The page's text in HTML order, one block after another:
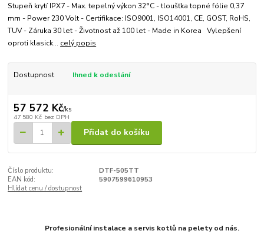
Stupeň krytí IPX7 - Max. tepelný výkon 32°C - tloušťka topné fólie 0,37
mm - Power 230 Volt - Certifikace: ISO9001, ISO14001, CE, GOST, RoHS,
TUV - Záruka 30 let - Životnost až 100 let - Made in Korea Vylepšení
oproti klasick... celý popis
Dostupnost Ihned k odeslání
57 572 Kč/ks
47 580 Kč bez DPH
Přidat do košíku
Číslo produktu:
DTF-505TT
EAN kód:
5907599610953
Hlídat cenu / dostupnost
Profesionální instalace a servis kotlů na pelety od nás.